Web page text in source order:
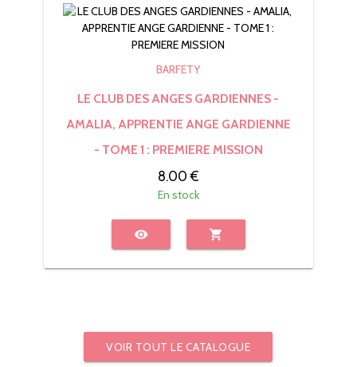
BARFETY
LE CLUB DES ANGES GARDIENNES -
AMALIA, APPRENTIE ANGE GARDIENNE
- TOME 1 : PREMIERE MISSION
8.00 €
En stock
visibility shopping_cart
VOIR TOUT LE CATALOGUE